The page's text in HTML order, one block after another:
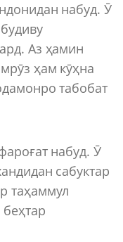
набуд. Ӯ
Аз ҳамин
ҳам кӯҳна
табобат
набуд. Ӯ
сабуктар
таҳаммул